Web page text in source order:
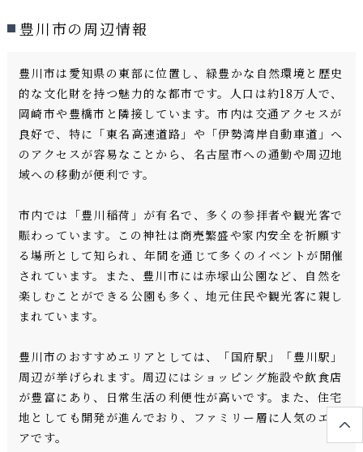
豊川市の周辺情報
豊川市は愛知県の東部に位置し、緑豊かな自然環境と歴史
的な文化財を持つ魅力的な都市です。人口は約18万人で、
岡崎市や豊橋市と隣接しています。市内は交通アクセスが
良好で、特に「東名高速道路」や「伊勢湾岸自動車道」へ
のアクセスが容易なことから、名古屋市への通勤や周辺地
域への移動が便利です。
市内では「豊川稲荷」が有名で、多くの参拝者や観光客で
賑わっています。この神社は商売繁盛や家内安全を祈願す
る場所として知られ、年間を通じて多くのイベントが開催
されています。また、豊川市には赤塚山公園など、自然を
楽しむことができる公園も多く、地元住民や観光客に親し
まれています。
豊川市のおすすめエリアとしては、「国府駅」「豊川駅」
周辺が挙げられます。周辺にはショッピング施設や飲食店
が豊富にあり、日常生活の利便性が高いです。また、住宅
地としても開発が進んでおり、ファミリー層に人気のエリ
アです。